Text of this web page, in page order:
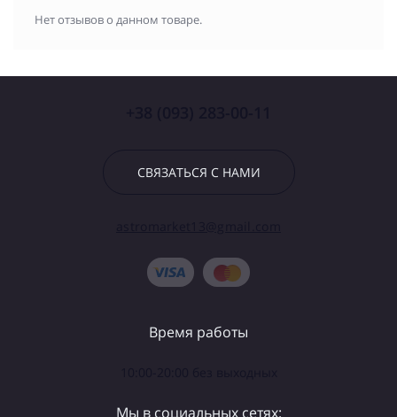
Нет отзывов о данном товаре.
СВЯЗАТЬСЯ С НАМИ
Время работы
Мы в социальных сетях: